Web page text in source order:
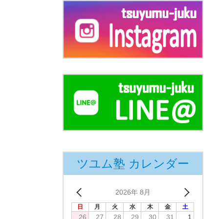
ツユム塾 カレンダー
2026年 8月
日 月 火 水 木 金 土
26 27 28 29 30 31 1